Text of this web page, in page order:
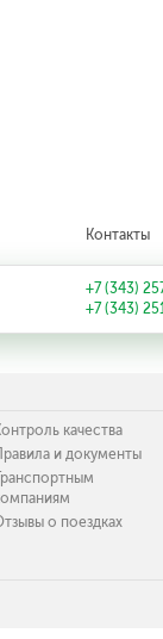
Контакты
+7 (343)
+7 (343)
качества
Правила и документы
Транспортным
о поездках